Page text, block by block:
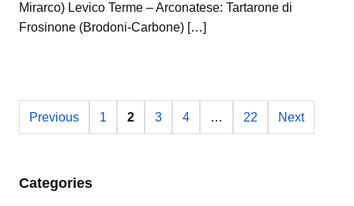
Mirarco) Levico Terme – Arconatese: Tartarone di
Frosinone (Brodoni-Carbone) […]
Previous 1 2 3 4 … 22 Next
Categories